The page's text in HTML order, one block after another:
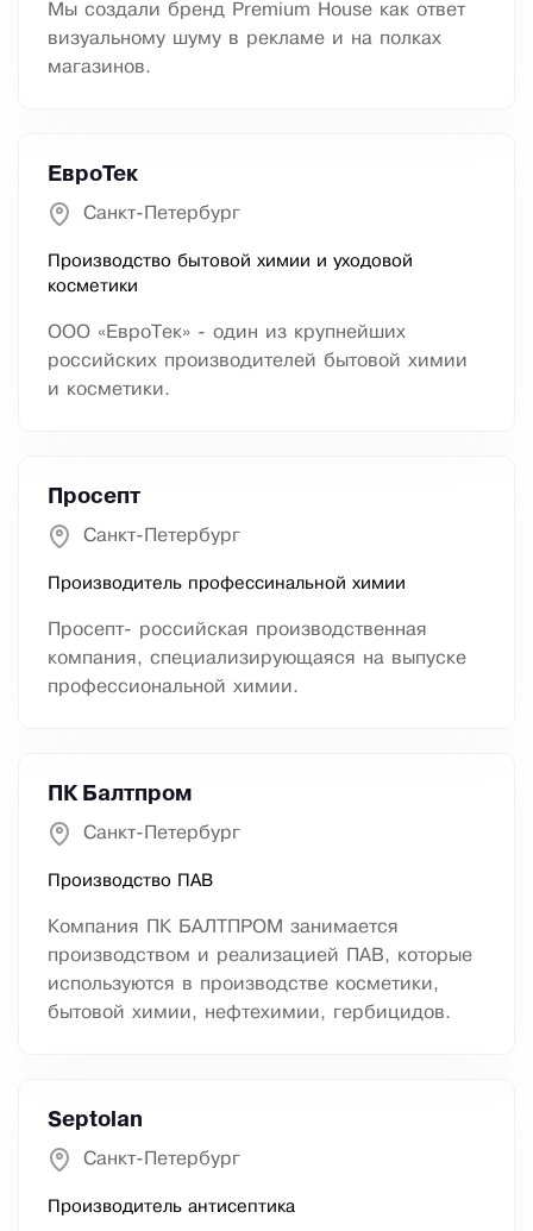
Мы создали бренд Premium House как ответ
визуальному шуму в рекламе и на полках
магазинов.
ЕвроТек
Санкт-Петербург
Производство бытовой химии и уходовой
косметики
ООО «ЕвроТек» - один из крупнейших
российских производителей бытовой химии
и косметики.
Просепт
Санкт-Петербург
Производитель профессинальной химии
Просепт- российская производственная
компания, специализирующаяся на выпуске
профессиональной химии.
ПК Балтпром
Санкт-Петербург
Производство ПАВ
Компания ПК БАЛТПРОМ занимается
производством и реализацией ПАВ, которые
используются в производстве косметики,
бытовой химии, нефтехимии, гербицидов.
Septolan
Санкт-Петербург
Производитель антисептика